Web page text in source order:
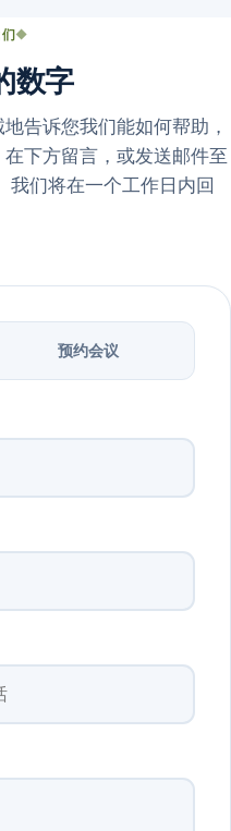
数字
告诉您我们能如何帮助，
下方留言，或发送邮件至
我们将在一个工作日内回
预约会议